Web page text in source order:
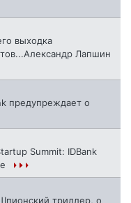
выходка
Лапшин
предупреждает о
Summit: IDBank
триллер, о